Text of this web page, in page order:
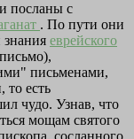
посланы с
. По пути они
знания еврейского
письменами,
то есть
чудо. Узнав, что
мощам святого